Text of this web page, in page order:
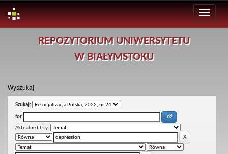
REPOZYTORIUM UNIWERSYTETU
W BIAŁYMSTOKU
Wyszukaj
Szukaj:
for
Aktualne filtry: